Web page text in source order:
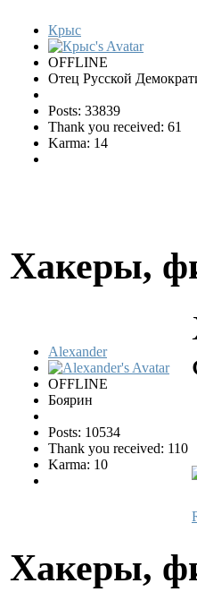
Крыс
OFFLINE
Отец Русской
Posts: 33839
Thank you received: 61
Karma: 14
Хакеры,
Alexander
OFFLINE
Боярин
Posts: 10534
Thank you received: 110
Karma: 10
Хакеры,